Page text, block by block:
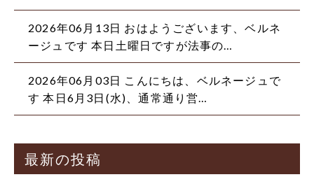
2026年06月13日 おはようございます、ベルネ
ージュです 本日土曜日ですが法事の…
2026年06月03日 こんにちは、ベルネージュで
す 本日6月3日(水)、通常通り営…
最新の投稿